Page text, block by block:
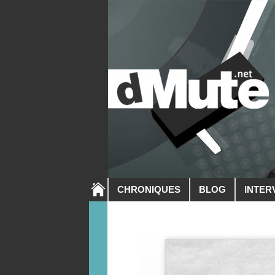
CHRONIQUES BLOG